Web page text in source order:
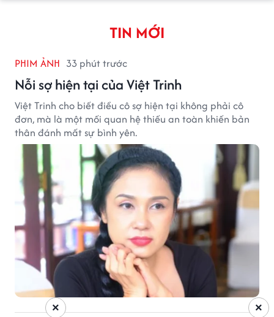
TIN MỚI
PHIM ẢNH 33 phút trước
Nỗi sợ hiện tại của Việt Trinh
Việt Trinh cho biết điều cô sợ hiện tại không phải cô
đơn, mà là một mối quan hệ thiếu an toàn khiến bản
thân đánh mất sự bình yên.
×
×